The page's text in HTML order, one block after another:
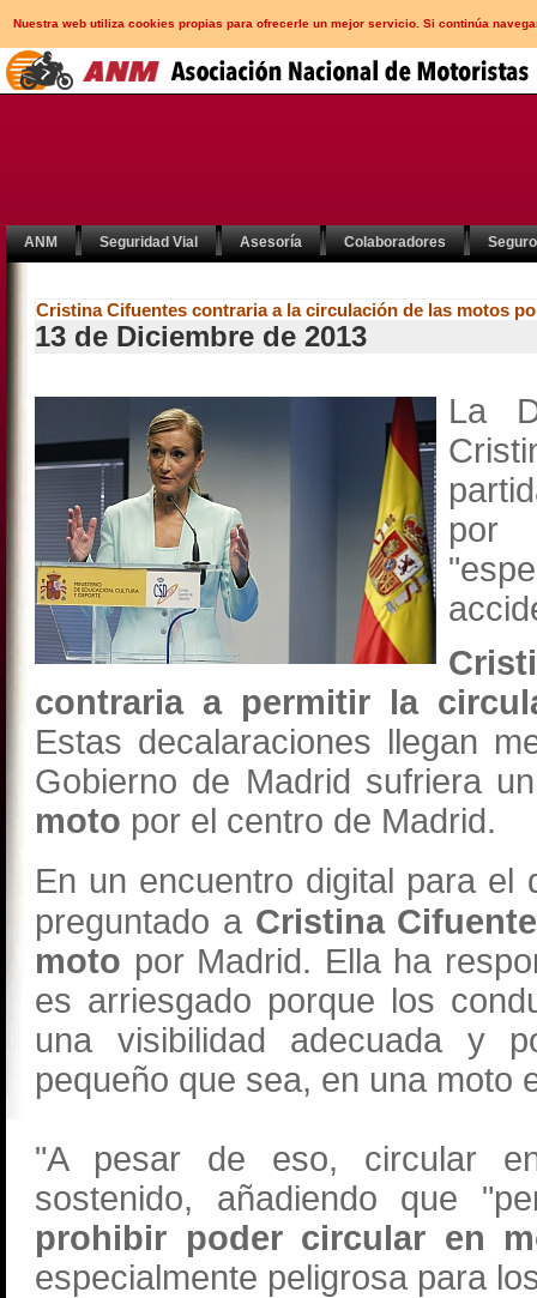
Nuestra web utiliza cookies propias para ofrecerle un mejor servicio. Si continúa
ANM Seguridad Vial Asesoría Colaboradores
Cristina Cifuentes contraria a la circulación de las motos
13 de Diciembre de 2013
La
por
contraria a permitir la
Estas decalaraciones llegan
Gobierno de Madrid sufriera
moto por el centro de Madrid.
En un encuentro digital para el
preguntado a Cristina
moto por Madrid. Ella ha
es arriesgado porque los
una visibilidad adecuada y
pequeño que sea, en una moto
"A pesar de eso, circular
sostenido, añadiendo que
prohibir poder circular en
especialmente peligrosa para